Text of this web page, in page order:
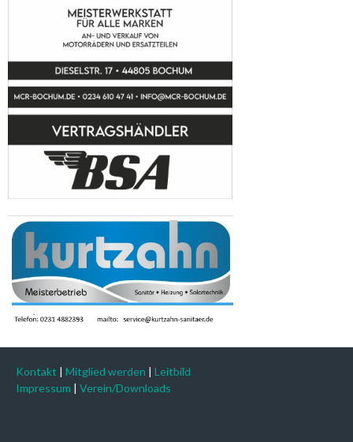
Kontakt | Mitglied werden | Leitbild
Impressum | Verein/Downloads